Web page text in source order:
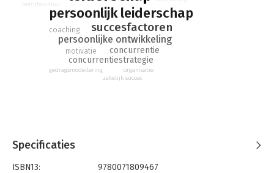
persoonlijk leiderschap
succesfactoren
persoonlijke ontwikkeling
concurrentie
concurrentiestrategie
motivatie
coaching
organisatie
zakelijk succes
gedragsmodellering
bedrijfscultuur
Specificaties
ISBN13:
9780071809467